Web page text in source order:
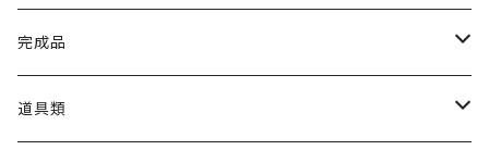
ネックレス
ブレスレット
完成品
ネックレス
道具類